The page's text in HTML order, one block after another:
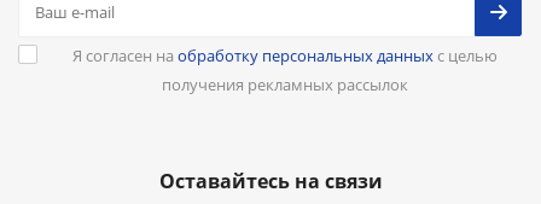
Я согласен на обработку персональных данныхс целью
получения рекламных рассылок
Оставайтесь на связи